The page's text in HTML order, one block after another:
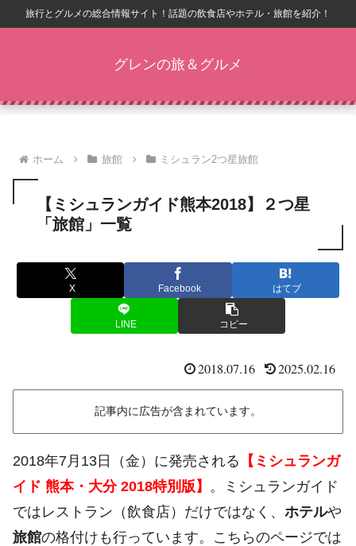
旅行とグルメの総合情報サイト！話題の飲食店やホテル・旅館を紹介！
グレンの旅＆グルメ
ホーム 旅館 ミシュラン2つ星旅館
【ミシュランガイド熊本2018】２つ星
「旅館」一覧
X Facebook はてブ
LINE コピー
2018.07.16 2025.02.16
記事内に広告が含まれています。
2018年7月13日（金）に発売される 【ミシュランガ
イド 熊本・大分 2018特別版】 。ミシュランガイド
ではレストラン（飲食店）だけではなく、 ホテルや
旅館の格付けも行っています。こちらのページでは